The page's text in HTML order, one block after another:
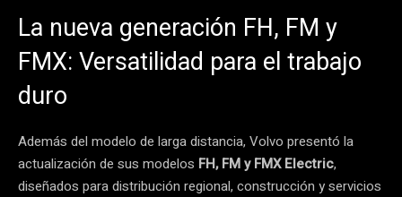
La nueva generación FH, FM y
FMX: Versatilidad para el trabajo
duro
Además del modelo de larga distancia, Volvo presentó la
actualización de sus modelos FH, FM y FMX Electric,
diseñados para distribución regional, construcción y servicios